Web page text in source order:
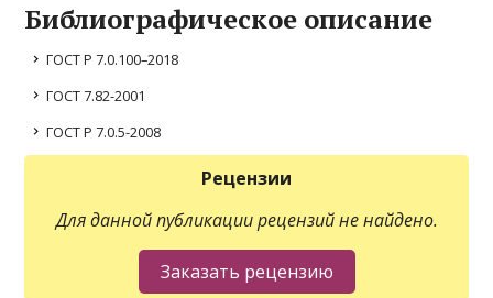
Библиографическое описание
ГОСТ Р 7.0.100–2018
ГОСТ 7.82-2001
ГОСТ Р 7.0.5-2008
Рецензии
Для данной публикации рецензий не найдено.